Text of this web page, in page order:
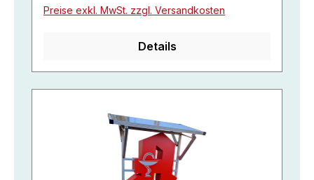
Preise exkl. MwSt. zzgl. Versandkosten
Details